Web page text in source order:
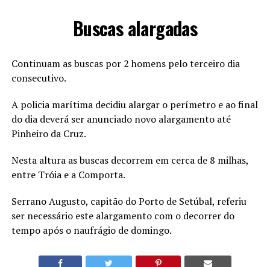
Buscas alargadas
Continuam as buscas por 2 homens pelo terceiro dia
consecutivo.
A policia marítima decidiu alargar o perímetro e ao final
do dia deverá ser anunciado novo alargamento até
Pinheiro da Cruz.
Nesta altura as buscas decorrem em cerca de 8 milhas,
entre Tróia e a Comporta.
Serrano Augusto, capitão do Porto de Setúbal, referiu
ser necessário este alargamento com o decorrer do
tempo após o naufrágio de domingo.